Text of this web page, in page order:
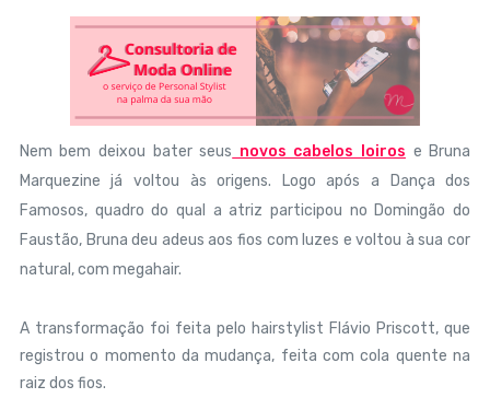
Nem bem deixou bater seus novos cabelos loiros e Bruna
Marquezine já voltou às origens. Logo após a Dança dos
Famosos, quadro do qual a atriz participou no Domingão do
Faustão, Bruna deu adeus aos fios com luzes e voltou à sua cor
natural, com megahair.
A transformação foi feita pelo hairstylist Flávio Priscott, que
registrou o momento da mudança, feita com cola quente na
raiz dos fios.